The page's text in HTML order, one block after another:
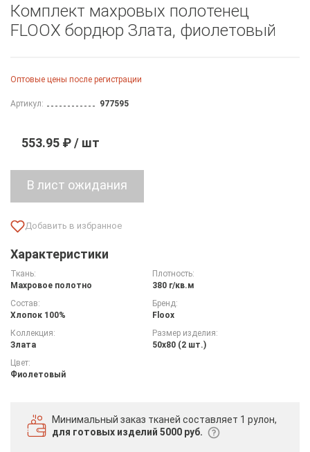
Комплект махровых полотенец
FLOOX бордюр Злата, фиолетовый
Оптовые цены после регистрации
Артикул: 977595
553.95 ₽ / шт
Характеристики
Ткань:
Махровое полотно
Плотность:
380 г/кв.м
Состав:
Хлопок 100%
Бренд:
Floox
Коллекция:
Злата
Размер изделия:
50х80 (2 шт.)
Цвет:
Фиолетовый
Минимальный заказ тканей составляет 1 рулон,
для готовых изделий 5000 руб.